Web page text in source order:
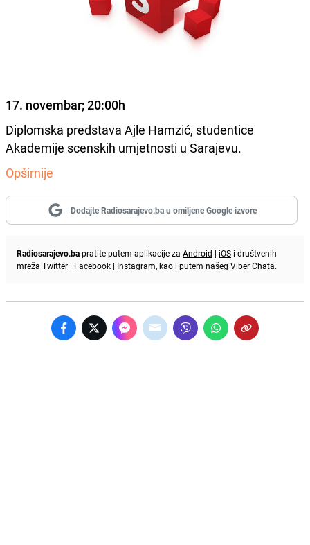
17. novembar; 20:00h
Diplomska predstava Ajle Hamzić, studentice
Akademije scenskih umjetnosti u Sarajevu.
Opširnije
Dodajte Radiosarajevo.ba u omiljene Google izvore
Radiosarajevo.bapratite putem aplikacije za Android | iOS i društvenih
mreža Twitter | Facebook | Instagram, kao i putem našeg ViberChata.